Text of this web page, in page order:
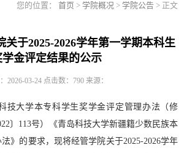
您的位置： 首页 > 学院概况 > 学院公告 > 正文
关于2025-2026学年第一学期本科生
学金评定结果的公示
2026-03-24 点击数： 790 来源：
技大学本专科学生奖学金评定管理办法（修
〕113号）
《青岛科技大学新疆籍少数民族本
》 的要求，现将经管学院关于2025-2026学年